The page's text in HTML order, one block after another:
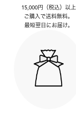
15,000円（税込）以上
ご購入で送料無料。
最短翌日にお届け。